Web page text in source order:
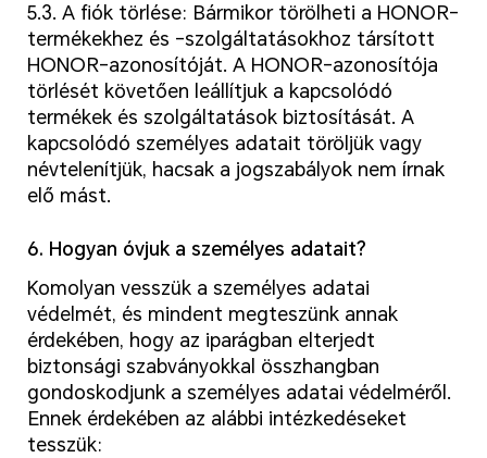
5.3. A fiók törlése: Bármikor törölheti a HONOR-
termékekhez és -szolgáltatásokhoz társított
HONOR-azonosítóját. A HONOR-azonosítója
törlését követően leállítjuk a kapcsolódó
termékek és szolgáltatások biztosítását. A
kapcsolódó személyes adatait töröljük vagy
névtelenítjük, hacsak a jogszabályok nem írnak
elő mást.
6. Hogyan óvjuk a személyes adatait?
Komolyan vesszük a személyes adatai
védelmét, és mindent megteszünk annak
érdekében, hogy az iparágban elterjedt
biztonsági szabványokkal összhangban
gondoskodjunk a személyes adatai védelméről.
Ennek érdekében az alábbi intézkedéseket
tesszük: